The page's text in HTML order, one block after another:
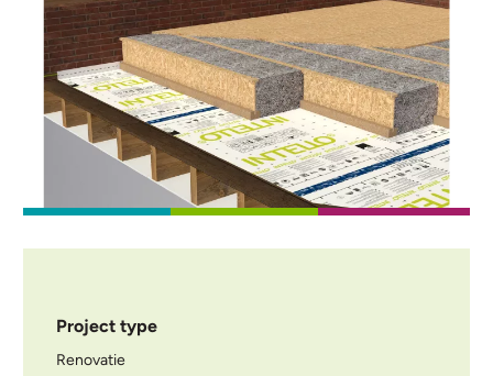
Project type
Renovatie